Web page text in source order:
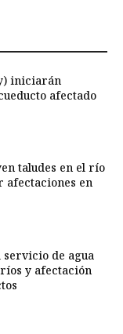
iniciarán
afectado
taludes en el río
afectaciones en
de agua
y afectación